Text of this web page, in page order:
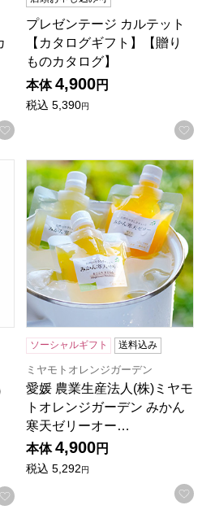
お気に入りに登録する
プレゼンテージ カルテット
【カタログギフト】【贈り
ものカタログ】
本体 4,900円
税込 5,390円
カタログギフト】【贈りものカ
お気に入りに登録する
愛媛 農業生産法人(株)ミヤモ
ソーシャルギフト 送料込み
ミヤモトオレンジガーデン
愛媛 農業生産法人(株)ミヤモ
トオレンジガーデン みかん
寒天ゼリーオー…
本体 4,900円
税込 5,292円